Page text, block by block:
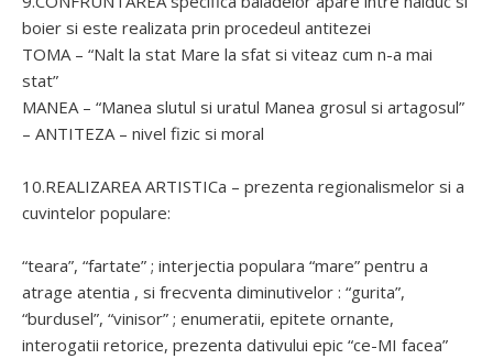
boier si este realizata prin procedeul antitezei
TOMA – “Nalt la stat Mare la sfat si viteaz cum n-a mai
stat”
MANEA – “Manea slutul si uratul Manea grosul si artagosul”
– ANTITEZA – nivel fizic si moral
10.REALIZAREA ARTISTICa – prezenta regionalismelor si a
cuvintelor populare:
“teara”, “fartate” ; interjectia populara “mare” pentru a
atrage atentia , si frecventa diminutivelor : “gurita”,
“burdusel”, “vinisor” ; enumeratii, epitete ornante,
interogatii retorice, prezenta dativului epic “ce-MI facea”